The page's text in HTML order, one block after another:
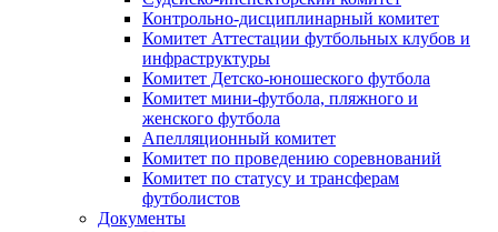
Контрольно-дисциплинарный комитет
Комитет Аттестации футбольных клубов и
инфраструктуры
Комитет Детско-юношеского футбола
Комитет мини-футбола, пляжного и
женского футбола
Апелляционный комитет
Комитет по проведению соревнований
Комитет по статусу и трансферам
футболистов
Документы